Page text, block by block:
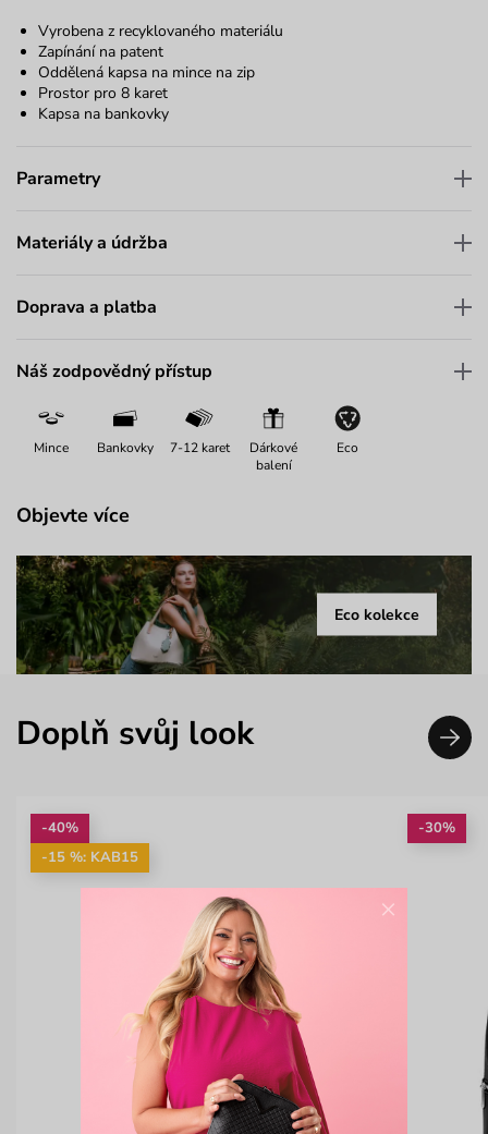
Vyrobena z recyklovaného materiálu
Zapínání na patent
Oddělená kapsa na mince na zip
Prostor pro 8 karet
Kapsa na bankovky
Parametry
Materiály a údržba
Doprava a platba
Náš zodpovědný přístup
Mince Bankovky 7-12 karet
Dárkové
balení
Eco
Objevte více
Eco kolekce
Doplň svůj look
-40%
-15 %: KAB15
-30%
×